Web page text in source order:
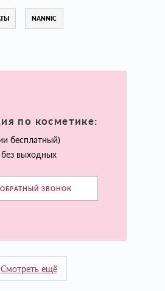
NANNIC
по косметике:
бесплатный)
выходных
ОБРАТНЫЙ ЗВОНОК
Смотреть ещё